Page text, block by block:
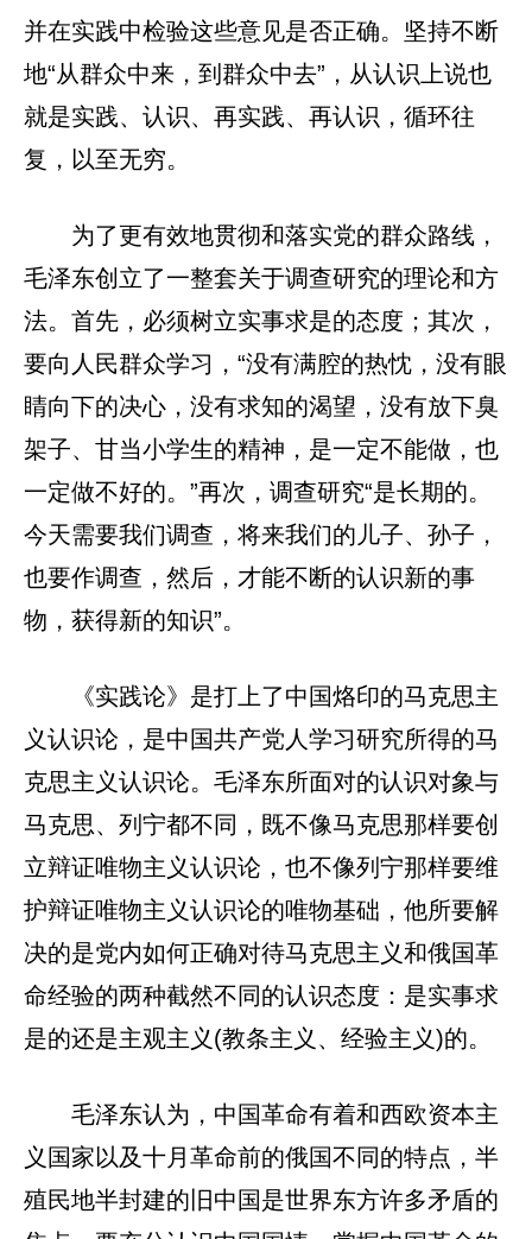
并在实践中检验这些意见是否正确。坚持不断
地“从群众中来，到群众中去”，从认识上说也
就是实践、认识、再实践、再认识，循环往
复，以至无穷。
为了更有效地贯彻和落实党的群众路线，
毛泽东创立了一整套关于调查研究的理论和方
法。首先，必须树立实事求是的态度；其次，
要向人民群众学习，“没有满腔的热忱，没有眼
睛向下的决心，没有求知的渴望，没有放下臭
架子、甘当小学生的精神，是一定不能做，也
一定做不好的。”再次，调查研究“是长期的。
今天需要我们调查，将来我们的儿子、孙子，
也要作调查，然后，才能不断的认识新的事
物，获得新的知识”。
《实践论》是打上了中国烙印的马克思主
义认识论，是中国共产党人学习研究所得的马
克思主义认识论。毛泽东所面对的认识对象与
马克思、列宁都不同，既不像马克思那样要创
立辩证唯物主义认识论，也不像列宁那样要维
护辩证唯物主义认识论的唯物基础，他所要解
决的是党内如何正确对待马克思主义和俄国革
命经验的两种截然不同的认识态度：是实事求
是的还是主观主义(教条主义、经验主义)的。
毛泽东认为，中国革命有着和西欧资本主
义国家以及十月革命前的俄国不同的特点，半
殖民地半封建的旧中国是世界东方许多矛盾的